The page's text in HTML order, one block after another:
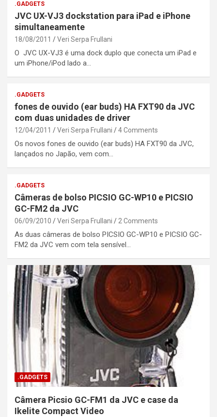
.GADGETS
JVC UX-VJ3 dockstation para iPad e iPhone
simultaneamente
18/08/2011 Veri Serpa Frullani
O JVC UX-VJ3 é uma dock duplo que conecta um iPad e
um iPhone/iPod lado a…
.GADGETS
fones de ouvido (ear buds) HA FXT90 da JVC
com duas unidades de driver
12/04/2011 Veri Serpa Frullani 4 Comments
Os novos fones de ouvido (ear buds) HA FXT90 da JVC,
lançados no Japão, vem com…
.GADGETS
Câmeras de bolso PICSIO GC-WP10 e PICSIO
GC-FM2 da JVC
06/09/2010 Veri Serpa Frullani 2 Comments
As duas câmeras de bolso PICSIO GC-WP10 e PICSIO GC-
FM2 da JVC vem com tela sensível…
.GADGETS
Câmera Picsio GC-FM1 da JVC e case da
Ikelite Compact Video